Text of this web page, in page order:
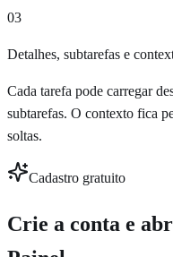
03
Detalhes, subtarefas e
Cada tarefa pode carregar
subtarefas. O contexto fica
soltas.
Cadastro gratuito
Crie a conta e